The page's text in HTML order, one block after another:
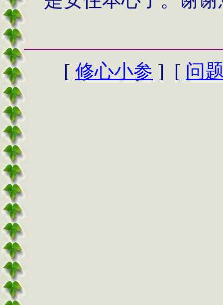
[ 修心小参 ] [ 问